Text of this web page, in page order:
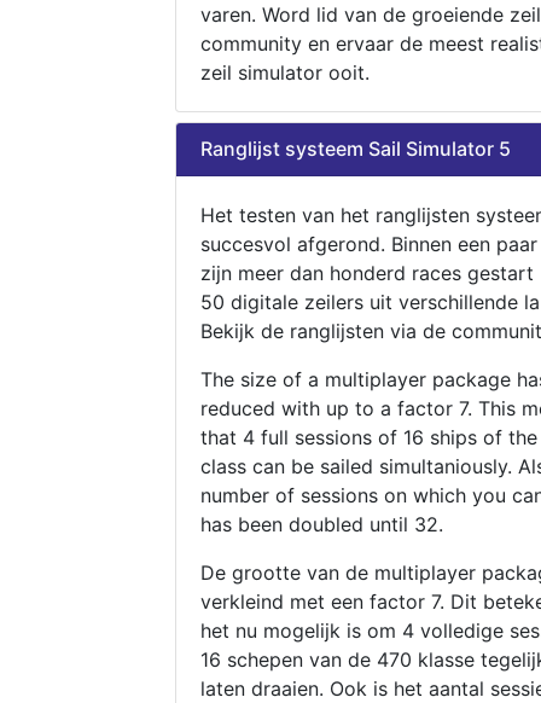
varen. Word lid van de groeiende zeil
community en ervaar de meest
zeil simulator ooit.
Ranglijst systeem Sail Simulator 5
Het testen van het ranglijsten
succesvol afgerond. Binnen een
zijn meer dan honderd races gestart
50 digitale zeilers uit verschillende
Bekijk de ranglijsten via de
The size of a multiplayer package
reduced with up to a factor 7. This
that 4 full sessions of 16 ships of
class can be sailed simultaniously.
number of sessions on which you
has been doubled until 32.
De grootte van de multiplayer
verkleind met een factor 7. Dit
het nu mogelijk is om 4 volledige
16 schepen van de 470 klasse
laten draaien. Ook is het aantal